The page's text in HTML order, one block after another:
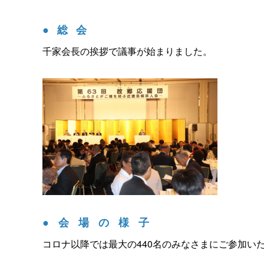
●総会
千家会長の挨拶で議事が始まりました。
●会場の様子
コロナ以降では最大の440名のみなさまにご参加い